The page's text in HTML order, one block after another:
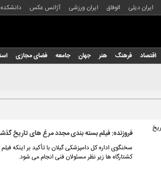
ایران دیلی الوفاق ایران ورزشی آژانس عکس
اقتصاد فرهنگ هنر جهان جامعه فضای مجازی
فروزنده: فیلم بسته‌ بندی مجدد مرغ های تاریخ‌
سخنگوی اداره کل دامپزشکی گیلان با تأکید بر
کشتارگاه ها زیر نظر مسئولان فنی انجام می شود.